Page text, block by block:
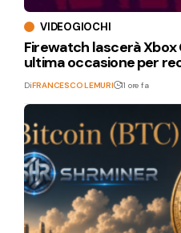
VIDEOGIOCHI
Firewatch lascerà Xbox
ultima occasione per
DiFRANCESCO LEMURI 11 ore fa